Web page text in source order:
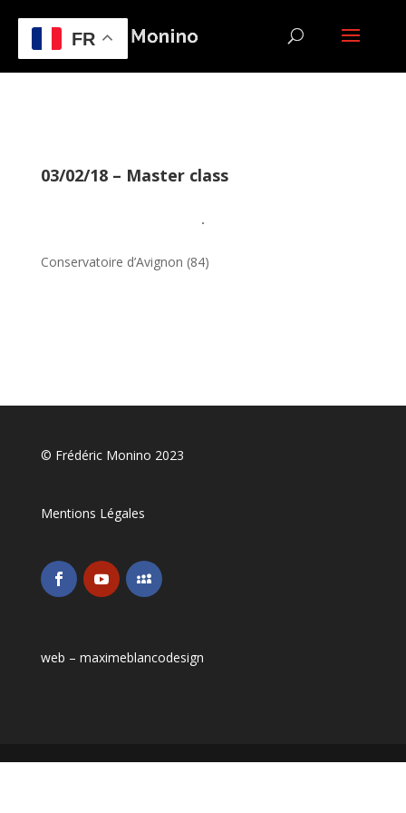
03/02/18 – Master class
Conservatoire d’Avignon (84)
© Frédéric Monino 2023
Mentions Légales
web – maximeblancodesign
FR